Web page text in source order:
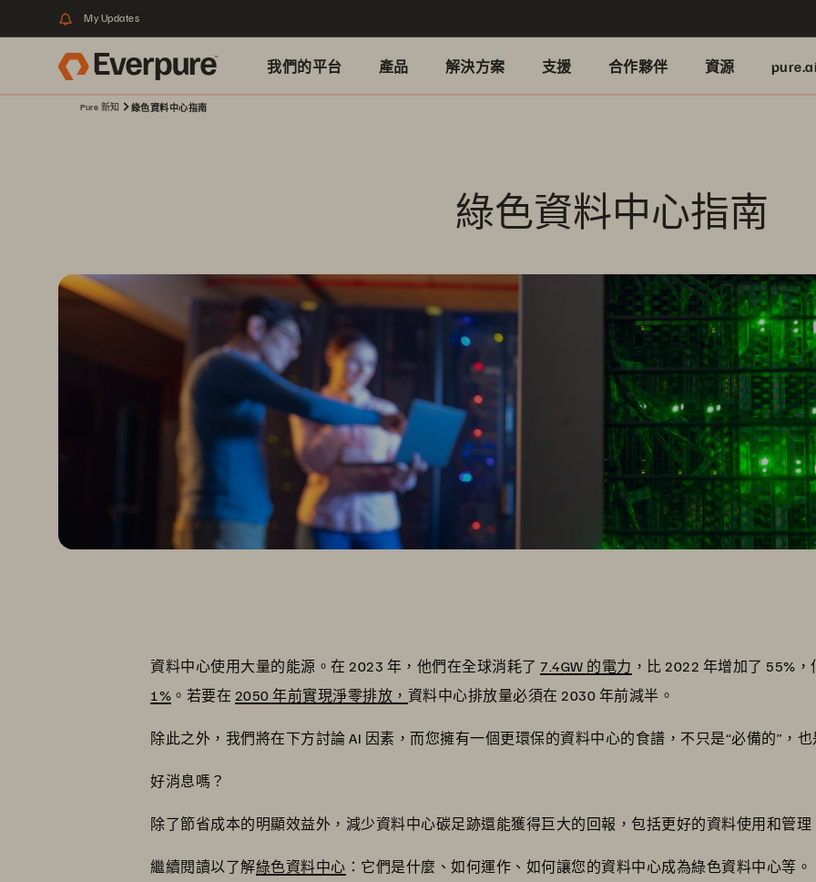
My Updates
我們的平台 產品 解決方案 支援 合作夥伴 資源 pure.ai
Pure 新知 綠色資料中心指南
綠色資料中心指南
資料中心使用大量的能源。在 2023 年，他們在全球消耗了7.4GW 的電力 ，比 2022 年增加了 55%
1% 。若要在 2050 年前實現淨零排放， 資料中心排放量必須在 2030 年前減半。
除此之外，我們將在下方討論 AI 因素，而您擁有一個更環保的資料中心的食譜，不只是“必備的”，也
好消息嗎？
除了節省成本的明顯效益外，減少資料中心碳足跡還能獲得巨大的回報，包括更好的資料使用和管理
繼續閱讀以了解綠色資料中心 ：它們是什麼、如何運作、如何讓您的資料中心成為綠色資料中心等。